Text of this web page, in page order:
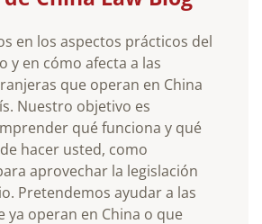
en los aspectos prácticos del
y en cómo afecta a las
que operan en China
Nuestro objetivo es
qué funciona y qué
hacer usted, como
aprovechar la legislación
Pretendemos ayudar a las
ya operan en China o que